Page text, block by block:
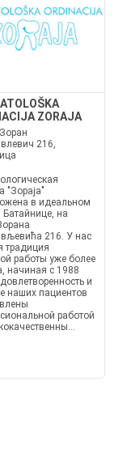
ZORAJA
216,
"Зораја"
в идеальном
Батайнице, на
216. У нас
традиция
работы уже более
начиная с 1988
и
наших пациентов
работой